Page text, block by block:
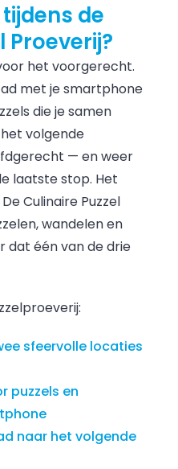
de
Proeverij?
het voorgerecht.
met je smartphone
die je samen
volgende
— en weer
laatste stop. Het
Culinaire Puzzel
wandelen en
dat één van de drie
sfeervolle locaties
puzzels en
naar het volgende